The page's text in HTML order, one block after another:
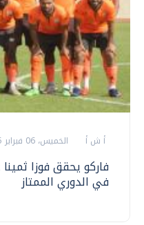
أ ش أ الخميس، 06 فبراير 2025 06:43 م
في الدوري الممتاز